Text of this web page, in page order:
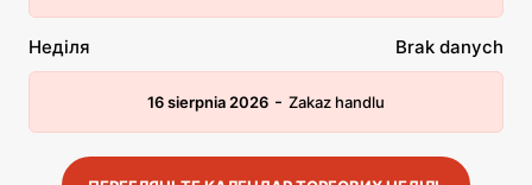
Неділя Brak danych
16 sierpnia 2026 - Zakaz handlu